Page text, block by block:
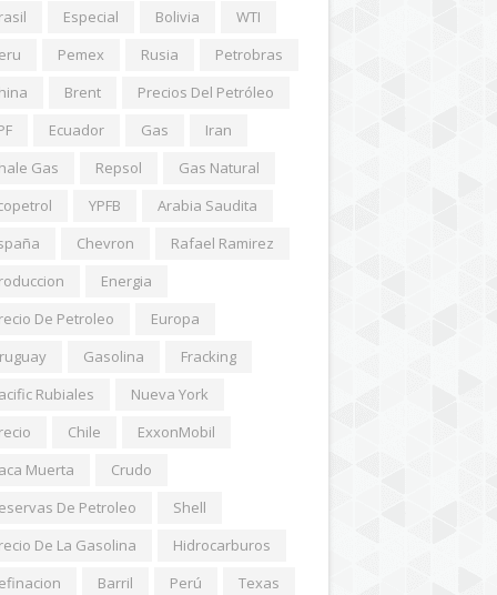
Especial Bolivia
WTI
Pemex Rusia
Petrobras
Brent
Precios Del Petróleo
Ecuador Gas
Iran
Gas
Repsol
Gas Natural
YPFB
Arabia Saudita
Chevron
Rafael Ramirez
Energia
De Petroleo
Europa
Gasolina
Fracking
Rubiales
Nueva York
Chile
ExxonMobil
Muerta
Crudo
De Petroleo
Shell
De La Gasolina
Hidrocarburos
Barril Perú
Texas